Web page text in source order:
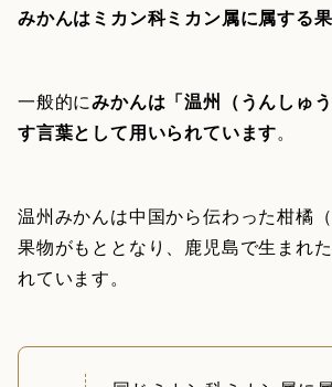
みかんはミカン科ミカン属に属する
一般的にみかんは「温州（うんしゅ
す言葉として用いられています。
温州みかんは中国から伝わった柑橘
果物がもととなり、鹿児島で生まれ
れています。